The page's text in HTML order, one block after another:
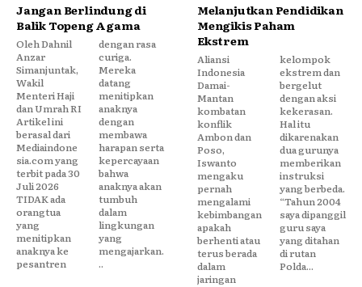
Jangan Berlindung di
Balik Topeng Agama
Oleh Dahnil
Anzar
Simanjuntak,
Wakil
Menteri Haji
dan Umrah RI
Artikel ini
berasal dari
Mediaindone
sia.com yang
terbit pada 30
Juli 2026
TIDAK ada
orangtua
yang
menitipkan
anaknya ke
pesantren
dengan rasa
curiga.
Mereka
datang
menitipkan
anaknya
dengan
membawa
harapan serta
kepercayaan
bahwa
anaknya akan
tumbuh
dalam
lingkungan
yang
mengajarkan.
..
Melanjutkan Pendidikan
Mengikis Paham
Ekstrem
Aliansi
Indonesia
Damai-
Mantan
kombatan
konflik
Ambon dan
Poso,
Iswanto
mengaku
pernah
mengalami
kebimbangan
apakah
berhenti atau
terus berada
dalam
jaringan
kelompok
ekstrem dan
bergelut
dengan aksi
kekerasan.
Hal itu
dikarenakan
dua gurunya
memberikan
instruksi
yang berbeda.
“Tahun 2004
saya dipanggil
guru saya
yang ditahan
di rutan
Polda...